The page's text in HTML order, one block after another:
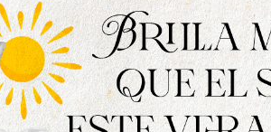
matemático regresando
López consiguen así el
ahora conseguir la
invictos la temporada